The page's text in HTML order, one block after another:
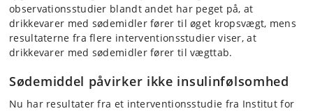
observationsstudier blandt andet har peget på, at
drikkevarer med sødemidler fører til øget kropsvægt, mens
resultaterne fra flere interventionsstudier viser, at
drikkevarer med sødemidler fører til vægttab.
Sødemiddel påvirker ikke insulinfølsomhed
Nu har resultater fra et interventionsstudie fra Institut for